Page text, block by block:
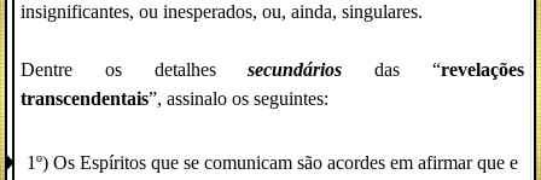
insignificantes, ou inesperados, ou, ainda, singulares.
Dentre os detalhessecundáriosdas “revelações
transcendentais”, assinalo os seguintes:
1º) Os Espíritos que se comunicam são acordes em afirmar que e